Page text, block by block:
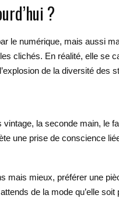
?
le numérique, mais aussi
clichés. En réalité, elle
de la diversité des
la seconde main,
une prise de conscience
mais mieux, préférer une
de la mode qu’elle